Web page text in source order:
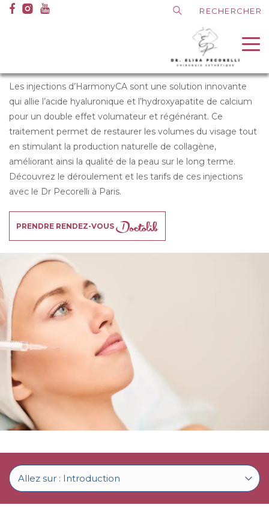
c
o
t
e
n
Medias
Dr Pecorelli HarmonyCa
Les injections d’HarmonyCA sont une solution innovante
qui allie l’acide hyaluronique et l’hydroxyapatite de calcium
pour un double effet volumateur et régénérant. Ce
traitement permet de restaurer les volumes du visage tout
en stimulant la production naturelle de collagène,
améliorant ainsi la qualité de la peau sur le long terme.
Découvrez le déroulement et les tarifs de ces injections
avec le Dr Pecorelli à Paris.
PRENDRE RENDEZ-VOUS